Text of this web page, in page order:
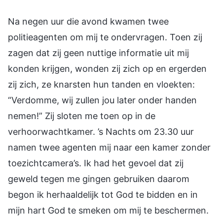
Na negen uur die avond kwamen twee
politieagenten om mij te ondervragen. Toen zij
zagen dat zij geen nuttige informatie uit mij
konden krijgen, wonden zij zich op en ergerden
zij zich, ze knarsten hun tanden en vloekten:
“Verdomme, wij zullen jou later onder handen
nemen!” Zij sloten me toen op in de
verhoorwachtkamer. ’s Nachts om 23.30 uur
namen twee agenten mij naar een kamer zonder
toezichtcamera’s. Ik had het gevoel dat zij
geweld tegen me gingen gebruiken daarom
begon ik herhaaldelijk tot God te bidden en in
mijn hart God te smeken om mij te beschermen.